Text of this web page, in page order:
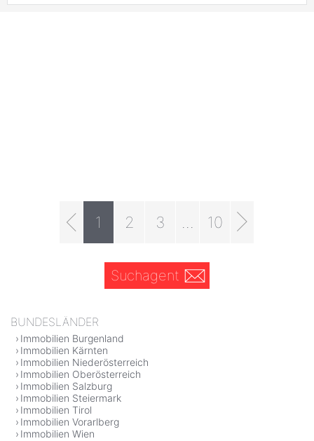
1 2 3 10
Suchagent
BUNDESLÄNDER
Immobilien Burgenland
Immobilien Kärnten
Immobilien Niederösterreich
Immobilien Oberösterreich
Immobilien Salzburg
Immobilien Steiermark
Immobilien Tirol
Immobilien Vorarlberg
Immobilien Wien